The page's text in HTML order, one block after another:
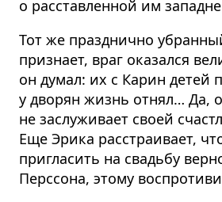
о расставленной им
Тот же празднично
признает, враг оказался
он думал: их с Карин детей
у дворян жизнь отнял… Да,
не заслуживает своей
Еще Эрика расстраивает,
пригласить на свадьбу
Перссона, этому